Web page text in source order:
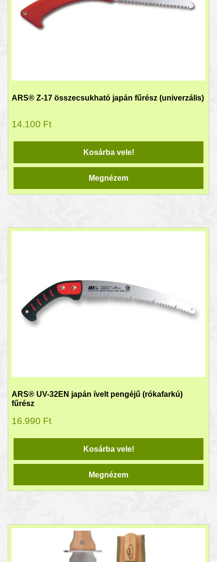
ARS® Z-17 összecsukható japán fűrész (univerzális)
14.100 Ft
Kosárba vele!
Megnézem
ARS® UV-32EN japán ívelt pengéjű (rókafarkú)
fűrész
16.990 Ft
Kosárba vele!
Megnézem